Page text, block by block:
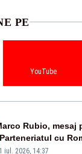
PE
YouTube
Rubio, mesaj
cu
prețuit”
iul. 2026, 14:37